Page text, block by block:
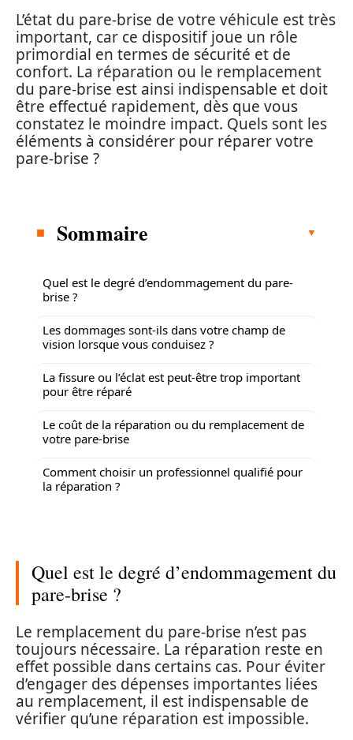
L’état du pare-brise de votre véhicule est très
important, car ce dispositif joue un rôle
primordial en termes de sécurité et de
confort. La réparation ou le remplacement
du pare-brise est ainsi indispensable et doit
être effectué rapidement, dès que vous
constatez le moindre impact. Quels sont les
éléments à considérer pour réparer votre
pare-brise ?
Sommaire
Quel est le degré d’endommagement du pare-
brise ?
Les dommages sont-ils dans votre champ de
vision lorsque vous conduisez ?
La fissure ou l’éclat est peut-être trop important
pour être réparé
Le coût de la réparation ou du remplacement de
votre pare-brise
Comment choisir un professionnel qualifié pour
la réparation ?
Quel est le degré d’endommagement du
pare-brise ?
Le remplacement du pare-brise n’est pas
toujours nécessaire. La réparation reste en
effet possible dans certains cas. Pour éviter
d’engager des dépenses importantes liées
au remplacement, il est indispensable de
vérifier qu’une réparation est impossible.